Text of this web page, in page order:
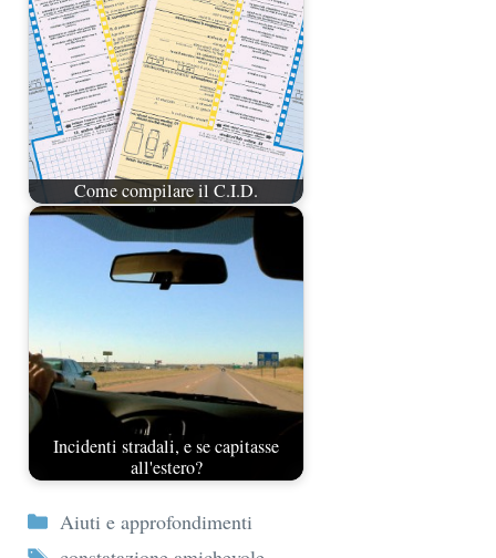
memorizzare e/o accedere alle informazioni del dispositivo. Il consenso a queste
tecnologie ci permetterà di elaborare dati come il comportamento di navigazione o ID
unici su questo sito. Non acconsentire o ritirare il consenso può influire negativamente
su alcune caratteristiche e funzioni.
Accetta
Nega
Visualizza preferenze
Cookie Policy Dichiarazione sulla Privacy
Come compilare il C.I.D.
Incidenti stradali, e se capitasse
all'estero?
Categorie
Aiuti e approfondimenti
Tag